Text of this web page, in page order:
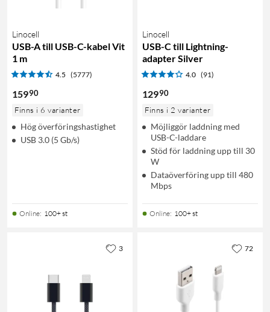
Linocell
USB-A till USB-C-kabel Vit
1 m
4.5 (5777)
15990
Finns i 6 varianter
Hög överföringshastighet
USB 3.0 (5 Gb/s)
Online: 100+ st
Linocell
USB-C till Lightning-
adapter Silver
4.0 (91)
12990
Finns i 2 varianter
Möjliggör laddning med
USB-C-laddare
Stöd för laddning upp till 30
W
Dataöverföring upp till 480
Mbps
Online: 100+ st
3 72